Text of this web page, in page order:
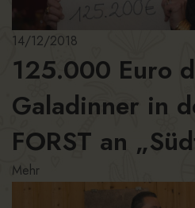
14/12/2018
125.000 Euro
Galadinner in
FORST an
Mehr